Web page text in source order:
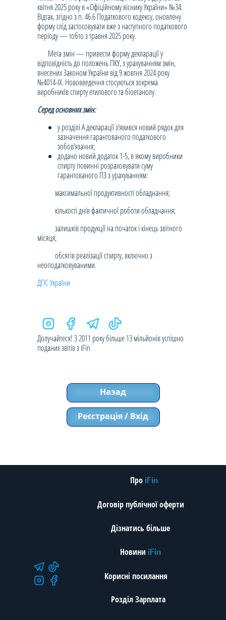
квітня 2025 року в «Офіційному віснику України» №34.
Відтак, згідно з п. 46.6 Податкового кодексу, оновлену
форму слід застосовувати вже з наступного податкового
періоду — тобто з травня 2025 року.
Мета змін — привести форму декларації у
відповідність до положень ПКУ, з урахуванням змін,
внесених Законом України від 9 жовтня 2024 року
№4014-IX. Нововведення стосуються зокрема
виробників спирту етилового та біоетанолу.
Серед основних змін:
у розділі А декларації з’явився новий рядок для
зазначення гарантованого податкового
зобов’язання;
додано новий додаток 1-5, в якому виробники
спирту повинні розраховувати суму
гарантованого ПЗ з урахуванням:
максимальної продуктивності обладнання;
кількості днів фактичної роботи обладнання;
залишків продукції на початок і кінець звітного
місяця;
обсягів реалізації спирту, включно з
неоподатковуваними.
ДПС України
Долучайтеся! З 2011 року більше 13 мільйонів успішно
поданих звітів з iFin
Назад
Реєстрація / Вхід
Про iFin
Договір публічної оферти
Дізнатись більше
Новини iFin
Корисні посилання
Розділ Зарплата